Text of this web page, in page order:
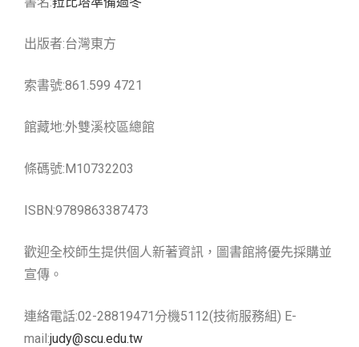
出版者:台灣東方
索書號:861.599 4721
館藏地:外雙溪校區總館
條碼號:M10732203
ISBN:9789863387473
歡迎全校師生提供個人新著資訊，圖書館將優先採購並
宣傳。
連絡電話:02-28819471分機5112(技術服務組) E-
mail:judy@scu.edu.tw